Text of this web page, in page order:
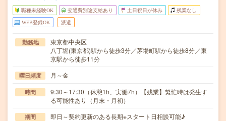
職種未経験OK 交通費別途支給あり 土日祝日が休み 残業なし
WEB登録OK 派遣
勤務地
東京都中央区
八丁堀(東京都)駅から徒歩3分／茅場町駅から徒歩8分／東
京駅から徒歩11分
曜日頻度 月～金
時間
9:30～17:30（休憩1h、実働7h）【残業】繁忙時は発生す
る可能性あり（月末・月初）
期間 即日～契約更新のある長期※スタート日相談可能♪